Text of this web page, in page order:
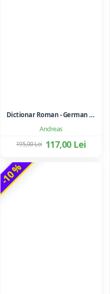
Andreas
Dictionar Roman - German - Mihai Anutei
117,00 Lei
195,00 Lei
-10 %